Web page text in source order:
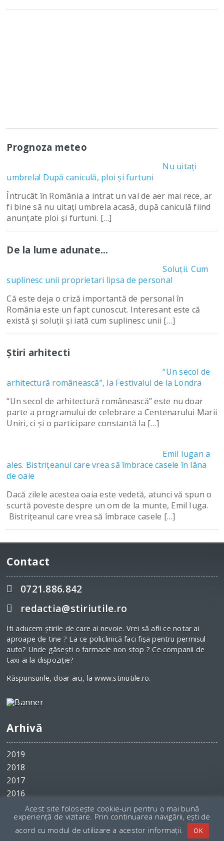
Prognoza meteo
Nu uitați
umbrela! După caniculă, ploi și furtuni
Întrucât în România a intrat un val de aer mai rece, ar
fi bine să nu uitați umbrela acasă, după caniculă fiind
anunțate ploi și furtuni. […]
De la lume adunate…
Soluții. Cum
suplinesc unii proprietari lipsa de personal
Că este deja o criză importantă de personal în
România este un fapt cunoscut. Interesant este că
există și soluții și iată cum suplinesc unii […]
Știri arhitecti
“Un secol de
arhitectură românească”, la Festivalul de la Londra
“Un secol de arhitectură românească” este nu doar
parte a programului de celebrare a Centenarului Marii
Uniri, ci şi o participare constantă la […]
Emil Iugan a
ales. Bistriţeanul care vrea să îmbrace casele în lâna
de oaie
Dacă zilele acestea oaia este vedetă, atunci vă spun o
scurtă poveste despre un om de la munte, Emil Iuga.
Bistriţeanul care vrea să îmbrace casele […]
Contact
0721.886.842
redactia@stiriutile.ro
Iti aducem ştirile de care ai nevoie. Vrei să afli ce notar ai
aproape de tine ? La ce policlinică faci fişa pentru permisul
auto? Unde găseşti o farmacie non stop ? Ce companii de
taxi ai la dispoziţie?
Răspunsurile, doar aici, la www.stiriutile.ro.
Arhivă
2019
2018
2017
2016
Acest site folosește cookie-uri pentru o mai bună
experiență de vizitare. Prin continuarea navigării, ești de
acord cu modul de utilizare a acestor informații.
OK